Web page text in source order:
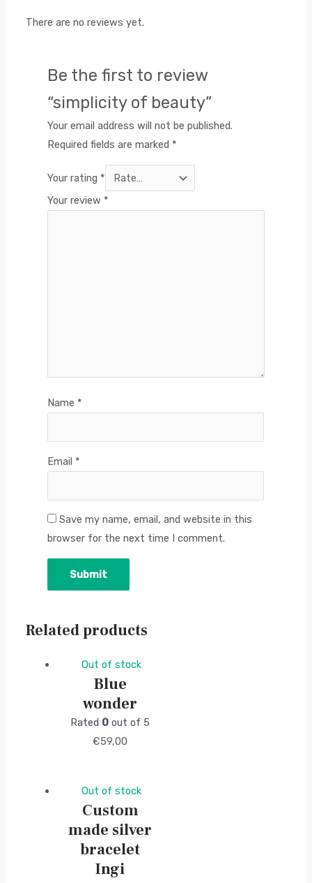
There are no reviews yet.
Be the first to review
“simplicity of beauty”
Your email address will not be published.
Required fields are marked *
Your rating *
Your review *
Name *
Email *
Save my name, email, and website in this
browser for the next time I comment.
Related products
Out of stock
Blue
wonder
Rated 0 out of 5
€59,00
Out of stock
Custom
made silver
bracelet
Ingi